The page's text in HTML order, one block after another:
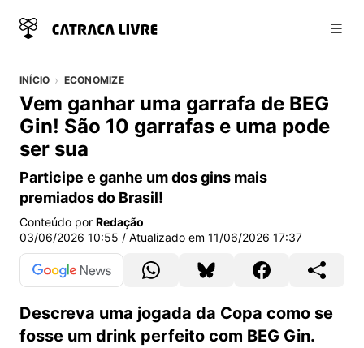
INÍCIO ECONOMIZE
Vem ganhar uma garrafa de BEG
Gin! São 10 garrafas e uma pode
ser sua
Participe e ganhe um dos gins mais
premiados do Brasil!
Conteúdo por Redação
03/06/2026 10:55 / Atualizado em 11/06/2026 17:37
Descreva uma jogada da Copa como se
fosse um drink perfeito com BEG Gin.